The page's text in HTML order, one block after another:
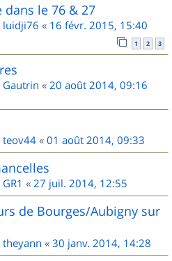
dans le 76 & 27
luidji76 « 16 févr. 2015, 15:40
1 2 3
Gautrin « 20 août 2014, 09:16
teov44 « 01 août 2014, 09:33
GR1 « 27 juil. 2014, 12:55
de Bourges/Aubigny sur
theyann « 30 janv. 2014, 14:28